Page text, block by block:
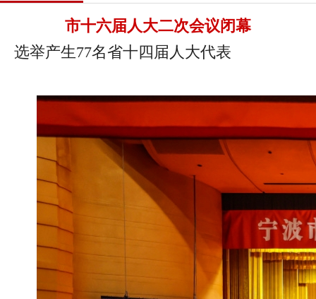
市十六届人大二次会议闭幕
选举产生77名省十四届人大代表